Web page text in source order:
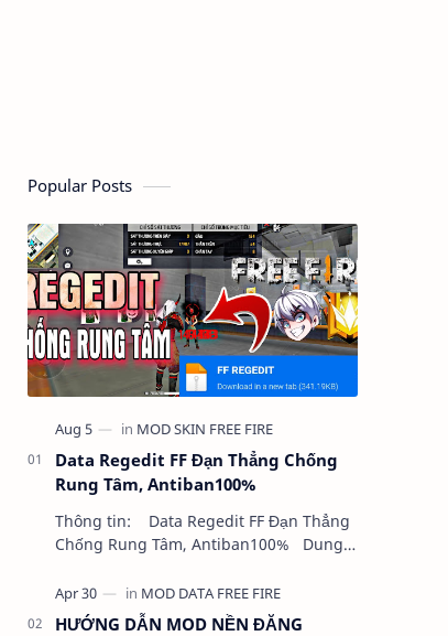
Popular Posts
Data Regedit FF Đạn Thẳng Chống
Rung Tâm, Antiban100%
Thông tin: Data Regedit FF Đạn Thẳng
Chống Rung Tâm, Antiban100% Dung
KHÔNG BAND ID - KHÔNG GHIM…
HƯỚNG DẪN MOD NỀN ĐĂNG